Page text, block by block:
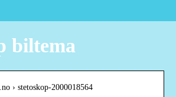
biltema
› stetoskop-2000018564